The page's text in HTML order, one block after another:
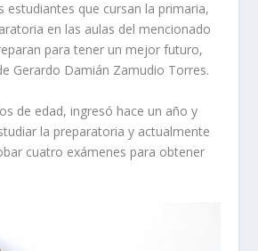
estudiantes que cursan la primaria,
en las aulas del mencionado
para tener un mejor futuro,
Gerardo Damián Zamudio Torres.
de edad, ingresó hace un año y
la preparatoria y actualmente
cuatro exámenes para obtener